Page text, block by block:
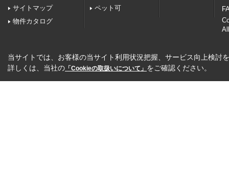
サイトマップ
物件カタログ
ペット可
当サイトでは、お客様の当サイト利用状況把握、サービス向上検討
詳しくは、当社の 「Cookieの取扱いについて」 をご確認ください。